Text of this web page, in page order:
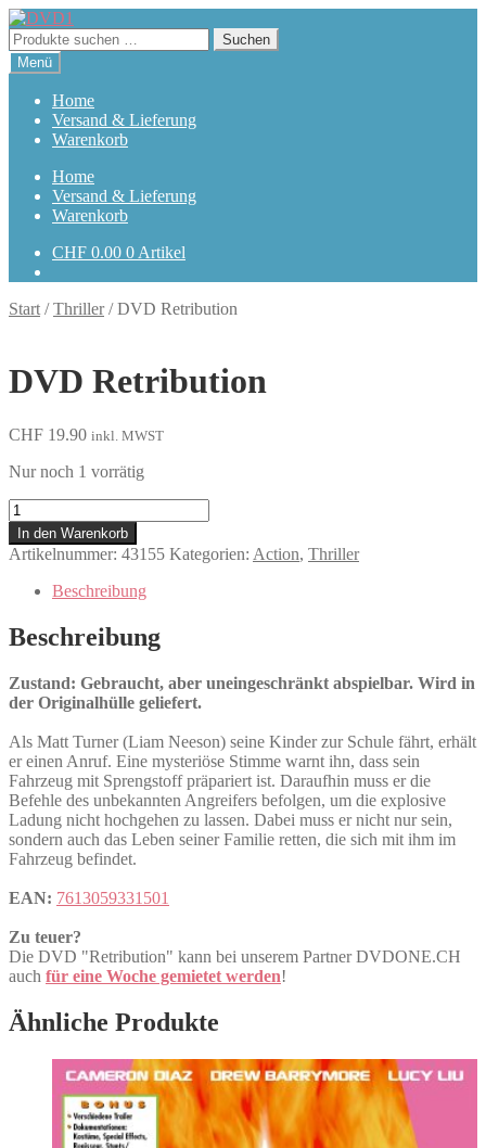
Zur
Navigation
springen
Zum
Inhalt
springen
Suchen
nach:
Suchen
Menü
Home
Versand & Lieferung
Warenkorb
Home
Versand & Lieferung
Warenkorb
CHF 0.00 0 Artikel
Start /Thriller/DVD Retribution
DVD Retribution
CHF 19.90 inkl. MWST
Nur noch 1 vorrätig
Retribution
Menge
In den Warenkorb
Artikelnummer: 43155 Kategorien: Action, Thriller
Beschreibung
Beschreibung
Zustand: Gebraucht, aber uneingeschränkt abspielbar. Wird in
der Originalhülle geliefert.
Als Matt Turner (Liam Neeson) seine Kinder zur Schule fährt, erhält
er einen Anruf. Eine mysteriöse Stimme warnt ihn, dass sein
Fahrzeug mit Sprengstoff präpariert ist. Daraufhin muss er die
Befehle des unbekannten Angreifers befolgen, um die explosive
Ladung nicht hochgehen zu lassen. Dabei muss er nicht nur sein,
sondern auch das Leben seiner Familie retten, die sich mit ihm im
Fahrzeug befindet.
EAN: 7613059331501
Zu teuer?
Die DVD "Retribution" kann bei unserem Partner DVDONE.CH
auch für eine Woche gemietet werden!
Ähnliche Produkte